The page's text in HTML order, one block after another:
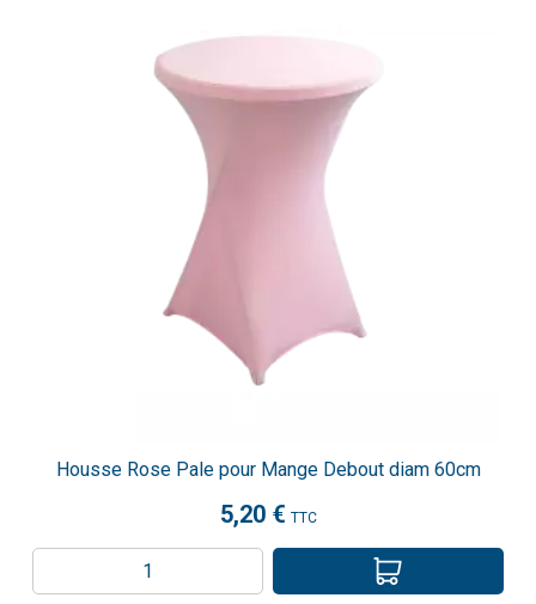
Housse Rose Pale pour Mange Debout diam 60cm
5,20 € TTC